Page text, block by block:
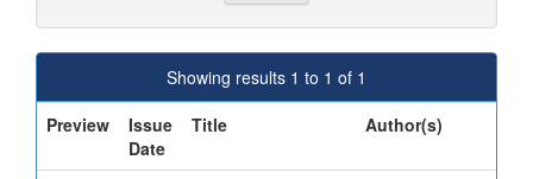
Showing results 1 to 1 of 1
Preview
Issue
Date
Title Author(s)